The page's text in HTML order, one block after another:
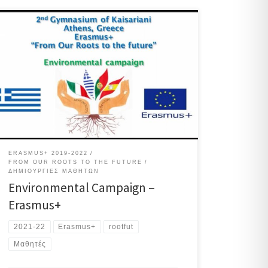
ERASMUS+ 2019-2022
FROM OUR ROOTS TO THE FUTURE
ΔΗΜΙΟΥΡΓΊΕΣ ΜΑΘΗΤΏΝ
Environmental Campaign –
Erasmus+
2021-22 Erasmus+ rootfut
Μαθητές